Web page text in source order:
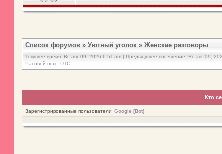
Список форумов » Уютный уголок » Женские разговоры
Текущее время: Вс авг 09, 2026 6:51 am | Предыдущее посещение: Вс авг 09,
Часовой пояс: UTC
Кто
Зарегистрированные пользователи: Google [Bot]